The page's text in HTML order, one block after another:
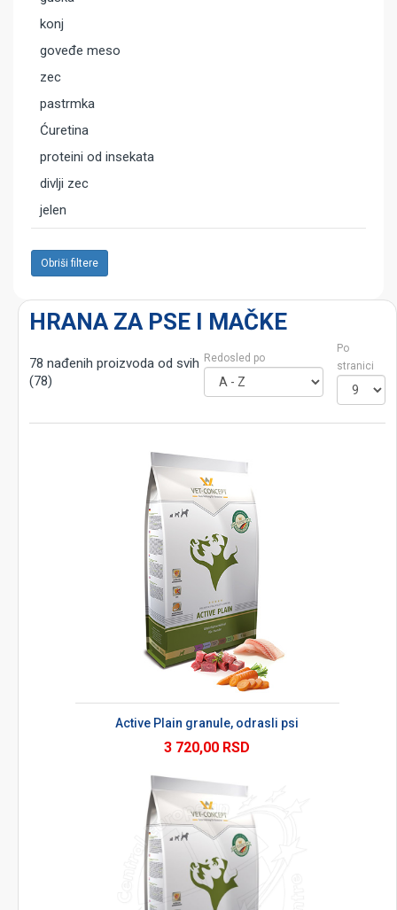
konj
goveđe meso
zec
pastrmka
Ćuretina
proteini od insekata
divlji zec
jelen
Obriši filtere
HRANA ZA PSE I MAČKE
78 nađenih proizvoda od svih
(78)
Redosled po
Po
stranici
Active Plain granule, odrasli psi
3 720,00 RSD